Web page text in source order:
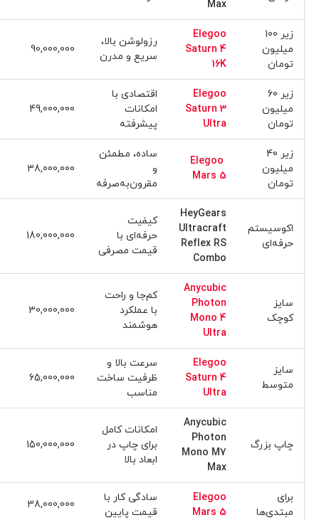
Max
زیر 100
میلیون
تومان
Elegoo
Saturn 4
16K
رزولوشن بالا،
سریع و مدرن
90,000,000
زیر 60
میلیون
تومان
Elegoo
Saturn 3
Ultra
اقتصادی با
امکانات
پیشرفته
49,000,000
زیر 40
میلیون
تومان
Elegoo
Mars 5
ساده، مطمئن
و
مقرون‌به‌صرفه
38,000,000
اکوسیستم
حرفه‌ای
HeyGears
Ultracraft
Reflex RS
Combo
کیفیت
حرفه‌ای با
قیمت مصرفی
180,000,000
سایز
کوچک
Anycubic
Photon
Mono 4
Ultra
کم‌جا و راحت
با عملکرد
هوشمند
30,000,000
سایز
متوسط
Elegoo
Saturn 4
Ultra
سرعت بالا و
ظرفیت ساخت
مناسب
65,000,000
چاپ بزرگ
Anycubic
Photon
Mono M7
Max
امکانات کامل
برای چاپ در
ابعاد بالا
150,000,000
برای
مبتدی‌ها
Elegoo
Mars 5
سادگی کار با
قیمت پایین
38,000,000